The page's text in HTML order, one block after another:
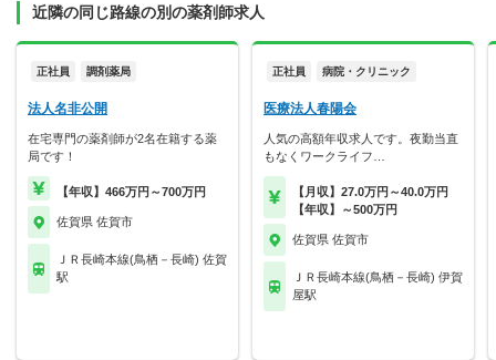
近隣の同じ路線の別の薬剤師求人
正社員 調剤薬局
法人名非公開
在宅専門の薬剤師が2名在籍する薬
局です！
【年収】466万円～700万円
佐賀県 佐賀市
ＪＲ長崎本線(鳥栖－長崎) 佐賀
駅
正社員 病院・クリニック
医療法人春陽会
人気の高額年収求人です。夜勤当直
もなくワークライフ…
【月収】27.0万円～40.0万円
【年収】～500万円
佐賀県 佐賀市
ＪＲ長崎本線(鳥栖－長崎) 伊賀
屋駅